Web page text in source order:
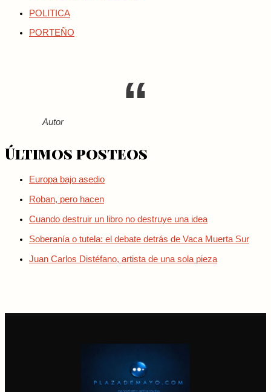
POLITICA
PORTEÑO
Autor
Últimos posteos
Europa bajo asedio
Roban, pero hacen
Cuando destruir un libro no destruye una idea
Soberanía o tutela: el debate detrás de Vaca Muerta Sur
Juan Carlos Distéfano, artista de una sola pieza